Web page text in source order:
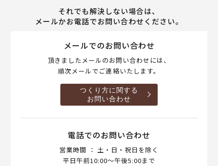
それでも解決しない場合は、
メールかお電話でお問い合わせください。
メールでのお問い合わせ
頂きましたメールのお問い合わせには、
順次メールでご連絡いたします。
つくり方に関する
お問い合わせ
電話でのお問い合わせ
営業時間 ： 土・日・祝日を除く
平日午前10:00～午後5:00まで